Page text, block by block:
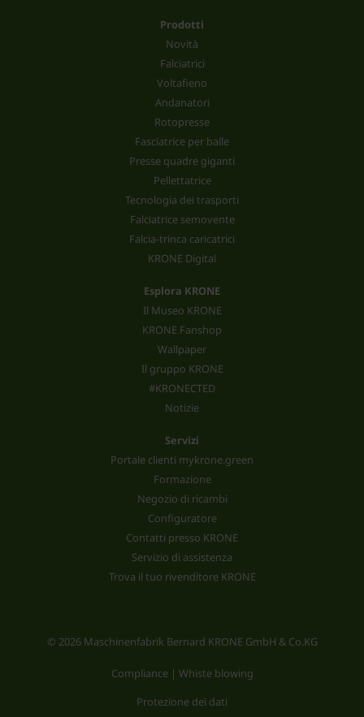
Prodotti
Novità
Falciatrici
Voltafieno
Andanatori
Rotopresse
Fasciatrice per balle
Presse quadre giganti
Pellettatrice
Tecnologia dei trasporti
Falciatrice semovente
Falcia-trinca caricatrici
KRONE Digital
Esplora KRONE
Il Museo KRONE
KRONE Fanshop
Wallpaper
Il gruppo KRONE
#KRONECTED
Notizie
Servizi
Portale clienti mykrone.green
Formazione
Negozio di ricambi
Configuratore
Contatti presso KRONE
Servizio di assistenza
Trova il tuo rivenditore KRONE
© 2026 Maschinenfabrik Bernard KRONE GmbH & Co.KG
Compliance | Whiste blowing
Protezione dei dati